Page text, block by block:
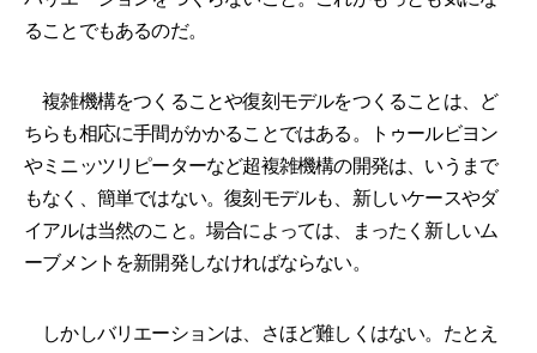
ることでもあるのだ。
複雑機構をつくることや復刻モデルをつくることは、ど
ちらも相応に手間がかかることではある。トゥールビヨン
やミニッツリピーターなど超複雑機構の開発は、いうまで
もなく、簡単ではない。復刻モデルも、新しいケースやダ
イアルは当然のこと。場合によっては、まったく新しいム
ーブメントを新開発しなければならない。
しかしバリエーションは、さほど難しくはない。たとえ